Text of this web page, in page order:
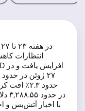
انتظارات
حدود
در
با اخبار آتش‌بس